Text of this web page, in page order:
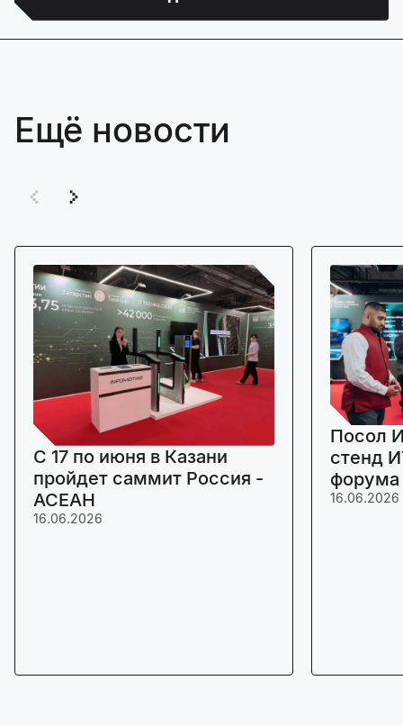
Ещё новости
C 17 по июня в Казани
пройдет саммит Россия -
АСЕАН
16.06.2026
Посол
стенд
16.06.2026